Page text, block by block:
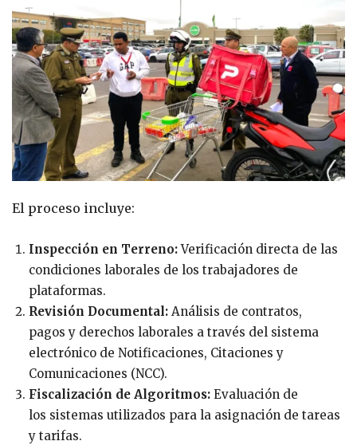
El proceso incluye:
Inspección en Terreno:Verificación directa de las
condiciones laborales de los trabajadores de
plataformas.
Revisión Documental: Análisis de contratos,
pagos y derechos laborales a través del sistema
electrónico de Notificaciones, Citaciones y
Comunicaciones (NCC).
Fiscalización de Algoritmos: Evaluación de
los sistemas utilizados para la asignación de tareas
y tarifas.